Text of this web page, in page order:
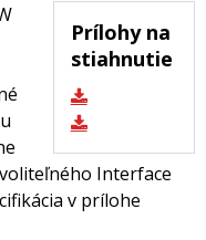
Prílohy na
stiahnutie
Interface
v prílohe